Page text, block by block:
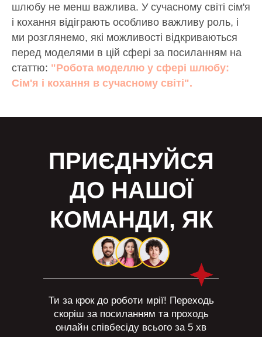
шлюбу не менш важлива. У сучасному світі сім'я
і кохання відіграють особливо важливу роль, і
ми розглянемо, які можливості відкриваються
перед моделями в цій сфері за посиланням на
статтю: "Робота моделлю у сфері шлюбу:
Сім'я і кохання в сучасному світі".
Ти за крок до роботи мрії! Переходь
скоріш за посиланням та проходь
онлайн співбесіду всього за 5 хв
ПРИЄДНУЙСЯ
ДО НАШОЇ
КОМАНДИ, ЯК